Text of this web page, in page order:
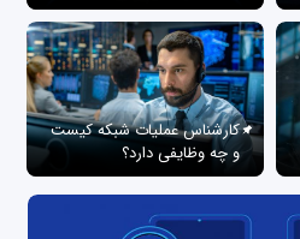
کارشناس عملیات شبکه کیست
و چه وظایفی دارد؟